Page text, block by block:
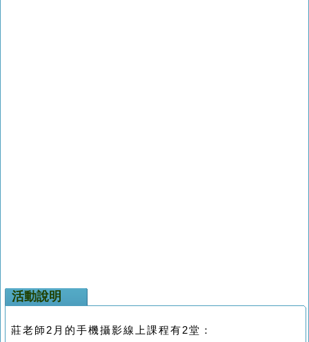
活動說明
莊老師2 月的手機攝影線上課程有2堂：